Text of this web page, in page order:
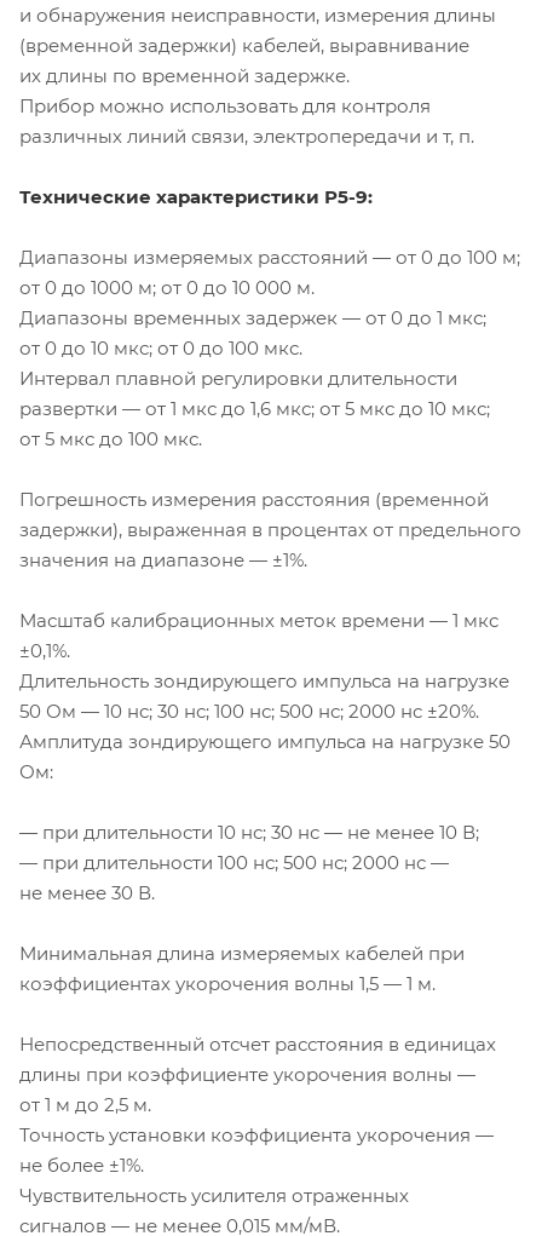
и обнаружения неисправности, измерения длины
(временной задержки) кабелей, выравнивание
их длины по временной задержке.
Прибор можно использовать для контроля
различных линий связи, электропередачи и т, п.
Технические характеристики Р5-9:
Диапазоны измеряемых расстояний — от 0 до 100 м;
от 0 до 1000 м; от 0 до 10 000 м.
Диапазоны временных задержек — от 0 до 1 мкс;
от 0 до 10 мкс; от 0 до 100 мкс.
Интервал плавной регулировки длительности
развертки — от 1 мкс до 1,6 мкс; от 5 мкс до 10 мкс;
от 5 мкс до 100 мкс.
Погрешность измерения расстояния (временной
задержки), выраженная в процентах от предельного
значения на диапазоне — ±1%.
Масштаб калибрационных меток времени — 1 мкс
±0,1%.
Длительность зондирующего импульса на нагрузке
50 Ом — 10 нс; 30 нс; 100 нс; 500 нс; 2000 нс ±20%.
Амплитуда зондирующего импульса на нагрузке 50
Ом:
— при длительности 10 нс; 30 нс — не менее 10 В;
— при длительности 100 нс; 500 нс; 2000 нс —
не менее 30 В.
Минимальная длина измеряемых кабелей при
коэффициентах укорочения волны 1,5 — 1 м.
Непосредственный отсчет расстояния в единицах
длины при коэффициенте укорочения волны —
от 1 м до 2,5 м.
Точность установки коэффициента укорочения —
не более ±1%.
Чувствительность усилителя отраженных
сигналов — не менее 0,015 мм/мВ.